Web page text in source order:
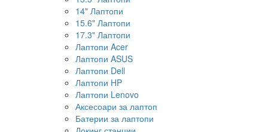
14" Лаптопи
15.6" Лаптопи
17.3" Лаптопи
Лаптопи Acer
Лаптопи ASUS
Лаптопи Dell
Лаптопи HP
Лаптопи Lenovo
Аксесоари за лаптоп
Батерии за лаптопи